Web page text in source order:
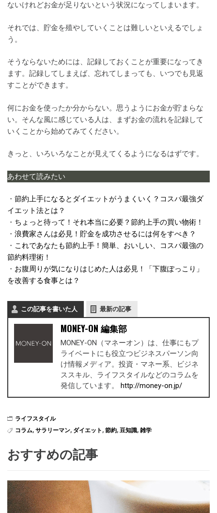
ないけれどお金が足りないという状況になってしまいます。
それでは、貯金を殖やしていくことは難しいといえるでしょ
う。
そうならないためには、記録しておくことが重要になってき
ます。記録してしまえば、忘れてしまっても、いつでも見返
すことができます。
何にお金を使ったか分からない。思うようにお金が貯まらな
い。そんな風に感じている人は、まずお金の流れを記録して
いくことから始めてみてください。
きっと、いろいろなことが見えてくるようになるはずです。
あわせて読みたい
・ 節約上手になるとダイエットがうまくいく？コスパ最強ダ
イエット法とは？
・ ちょっと待って！それ本当に必要？節約上手の買い物術！
・ 浪費家さんは必見！貯金を成功させるには何をすべき？
・ これであなたも節約上手！簡単、おいしい、コスパ最強の
節約料理術！
・ お腹周りが気になりはじめた人は必見！「下腹ぽっこり」
を改善する食事とは？
この記事を書いた人 最新の記事
MONEY-ON 編集部
MONEY-ON（マネーオン）は、仕事にもプ
ライベートにも役立つビジネスパーソン向
け情報メディア。投資・マネー系、ビジネ
ススキル、ライフスタイルなどのコラムを
発信しています。 http://money-on.jp/
ライフスタイル
コラム, サラリーマン, ダイエット , 節約, 豆知識, 雑学
おすすめの記事